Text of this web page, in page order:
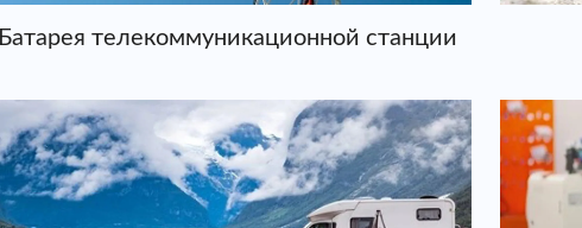
Батарея телекоммуникационной станции